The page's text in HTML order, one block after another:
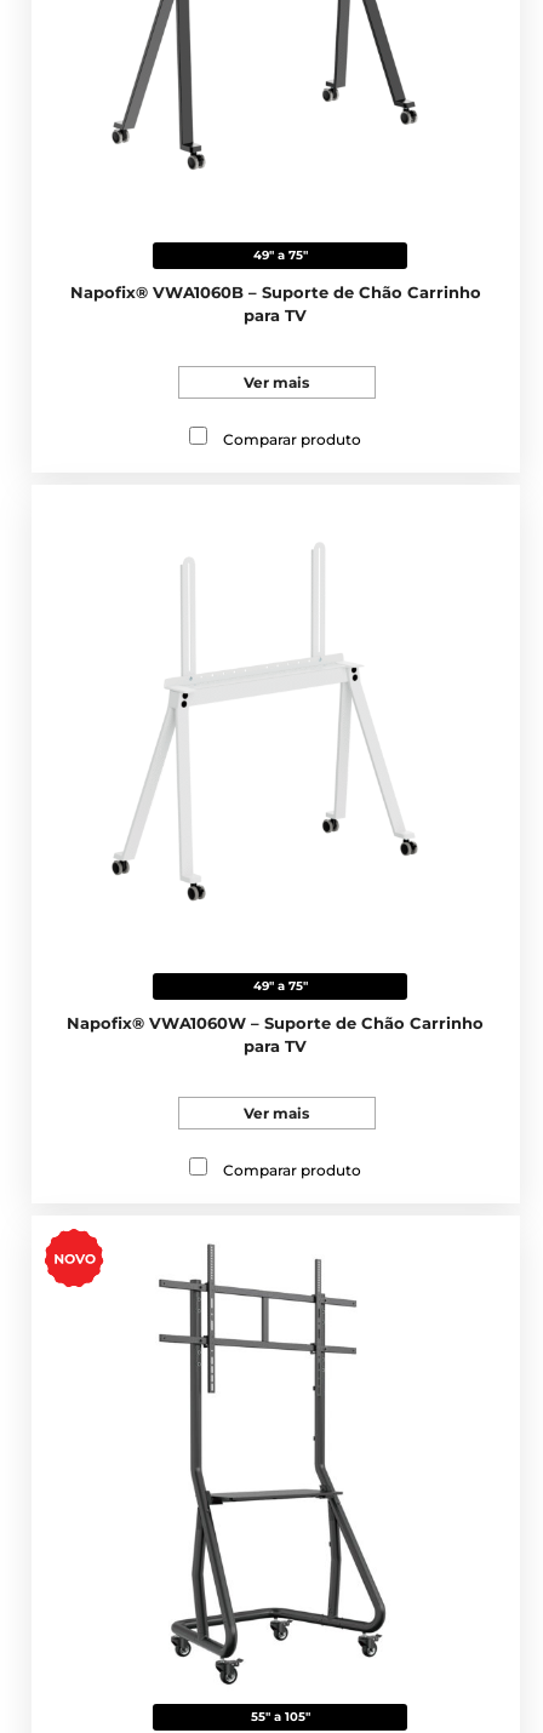
49" a 75"
Napofix® VWA1060B – Suporte de Chão Carrinho
para TV
Ver mais
Comparar produto
49" a 75"
Napofix® VWA1060W – Suporte de Chão Carrinho
para TV
Ver mais
Comparar produto
55" a 105"